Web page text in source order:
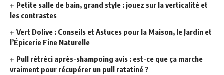
Petite salle de bain, grand style : jouez sur la verticalité et
les contrastes
Vert Dolive : Conseils et Astuces pour la Maison, le Jardin et
l’Épicerie Fine Naturelle
Pull rétréci après-shampoing avis : est-ce que ça marche
vraiment pour récupérer un pull ratatiné ?